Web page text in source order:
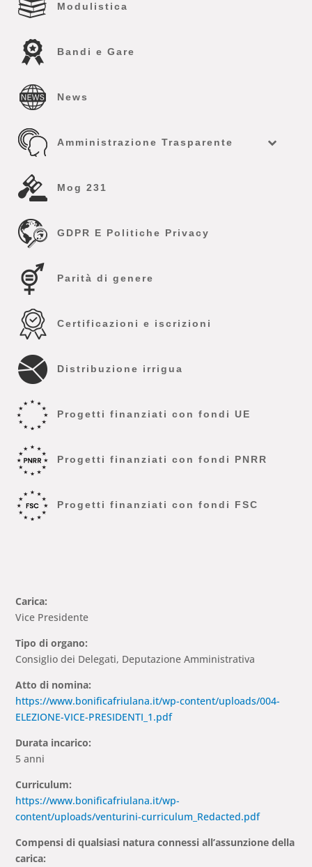
Modulistica
Bandi e Gare
News
Amministrazione Trasparente
Mog 231
GDPR E Politiche Privacy
Parità di genere
Certificazioni e iscrizioni
Distribuzione irrigua
Progetti finanziati con fondi UE
Progetti finanziati con fondi PNRR
Progetti finanziati con fondi FSC
Carica:
Vice Presidente
Tipo di organo:
Consiglio dei Delegati, Deputazione Amministrativa
Atto di nomina:
https://www.bonificafriulana.it/wp-content/uploads/004-
ELEZIONE-VICE-PRESIDENTI_1.pdf
Durata incarico:
5 anni
Curriculum:
https://www.bonificafriulana.it/wp-
content/uploads/venturini-curriculum_Redacted.pdf
Compensi di qualsiasi natura connessi all’assunzione della
carica: